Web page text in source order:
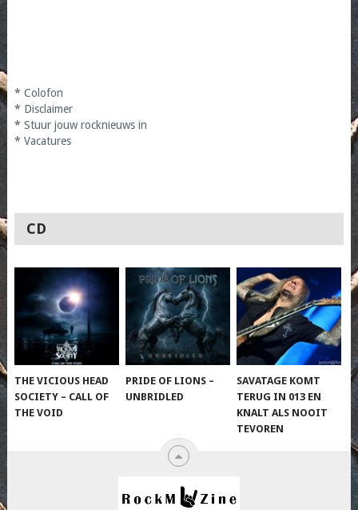
* Colofon
* Disclaimer
* Stuur jouw rocknieuws in
* Vacatures
CD
THE VICIOUS HEAD
SOCIETY – CALL OF
THE VOID
PRIDE OF LIONS –
UNBRIDLED
SAVATAGE KOMT
TERUG IN 013 EN
KNALT ALS NOOIT
TEVOREN